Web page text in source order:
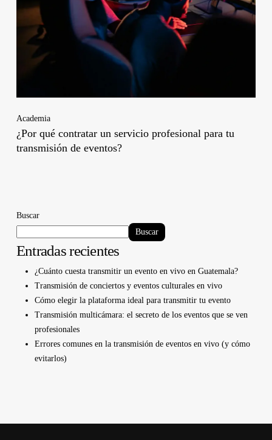
Academia
¿Por qué contratar un servicio profesional para tu
transmisión de eventos?
Buscar
Buscar
Entradas recientes
¿Cuánto cuesta transmitir un evento en vivo en Guatemala?
Transmisión de conciertos y eventos culturales en vivo
Cómo elegir la plataforma ideal para transmitir tu evento
Transmisión multicámara: el secreto de los eventos que se ven
profesionales
Errores comunes en la transmisión de eventos en vivo (y cómo
evitarlos)